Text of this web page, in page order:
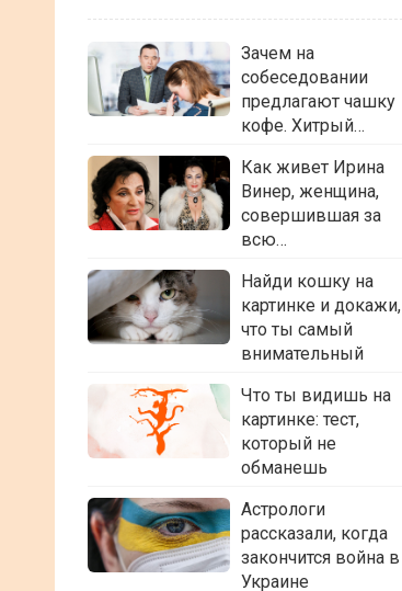
Зачем на
собеседовании
предлагают чашку
кофе. Хитрый…
Как живет Ирина
Винер, женщина,
совершившая за
всю…
Найди кошку на
картинке и докажи,
что ты самый
внимательный
Что ты видишь на
картинке: тест,
который не
обманешь
Астрологи
рассказали, когда
закончится война в
Украине